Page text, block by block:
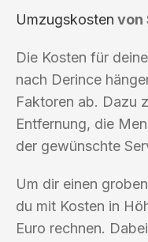
Umzugskosten von
Die Kosten für
nach Derince
Faktoren ab. Dazu
Entfernung, die
der gewünschte
Um dir einen
du mit Kosten in
Euro rechnen.